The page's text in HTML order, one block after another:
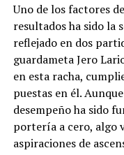
Uno de los factores
resultados ha sido la
reflejado en dos
guardameta Jero
en esta racha,
puestas en él.
desempeño ha sido
portería a cero, algo
aspiraciones de